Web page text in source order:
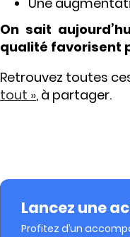
On sait
qualité favorisent
Retrouvez toutes
tout », à partager.
Lancez une
Profitez d’un